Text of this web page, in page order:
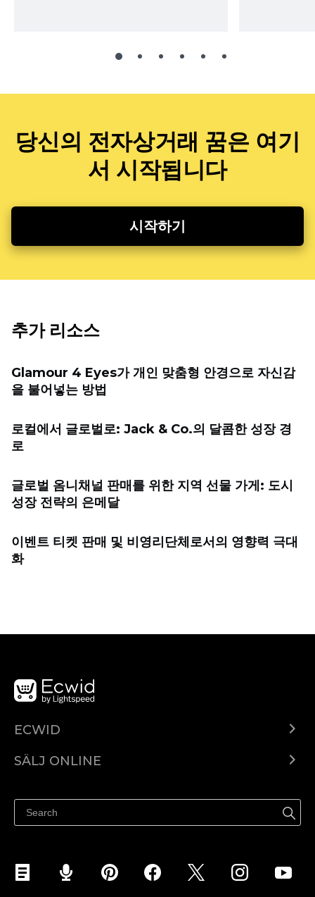
당신의 전자상거래 꿈은 여기
서 시작됩니다
시작하기
추가 리소스
Glamour 4 Eyes가 개인 맞춤형 안경으로 자신감
을 불어넣는 방법
로컬에서 글로벌로: Jack & Co.의 달콤한 성장 경
로
글로벌 옴니채널 판매를 위한 지역 선물 가게: 도시
성장 전략의 은메달
이벤트 티켓 판매 및 비영리단체로서의 영향력 극대
화
ECWID
Pris
SÄLJ ONLINE
Sälj på Facebook
Sälj på Instagram